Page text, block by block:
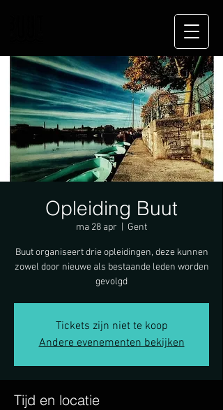
Opleiding Buut
ma 28 apr Gent
Buut organiseert drie opleidingen, deze kunnen
zowel door nieuwe als bestaande leden worden
gevolgd
Tickets zijn niet te koop
Andere evenementen bekijken
Tijd en locatie